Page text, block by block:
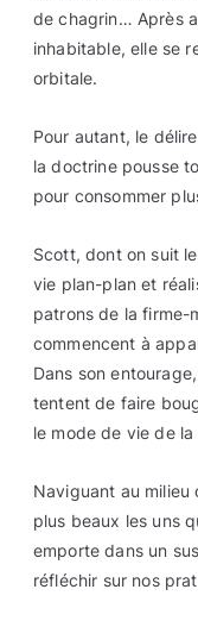
de chagrin… Après
inhabitable, elle se
orbitale.
Pour autant, le
la doctrine pousse
pour consommer
Scott, dont on suit
vie plan-plan et
patrons de la firme-
commencent à
Dans son
tentent de faire
le mode de vie de la
Naviguant au milieu
plus beaux les uns
emporte dans un
réfléchir sur nos